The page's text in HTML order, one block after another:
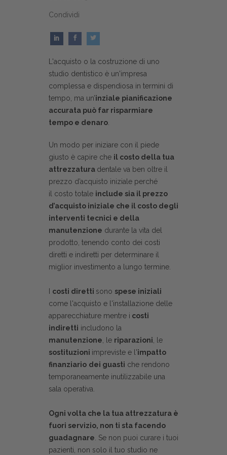
Condividi
L'acquisto o la costruzione di uno
studio dentistico è un'impresa
complessa e dispendiosa in termini di
tempo, ma un’inziale pianificazione
accurata può far risparmiare
tempo e denaro.
Un modo per iniziare con il piede
giusto è capire che il costo della tua
attrezzatura dentale va ben oltre il
prezzo d’acquisto iniziale perché
il costo totale include sia il prezzo
d’acquisto iniziale che il costo degli
interventi tecnici e della
manutenzione durante la vita del
prodotto, tenendo conto dei costi
diretti e indiretti per determinare il
miglior investimento a lungo termine.
costi diretti sono spese iniziali
come l'acquisto e l'installazione delle
apparecchiature mentre i costi
indiretti includono la
manutenzione, le riparazioni, le
sostituzioni impreviste e l'impatto
finanziario dei guasti che rendono
temporaneamente inutilizzabile una
sala operativa.
Ogni volta che la tua attrezzatura è
fuori servizio, non ti sta facendo
guadagnare. Se non puoi curare i tuoi
pazienti, non solo il tuo studio ne